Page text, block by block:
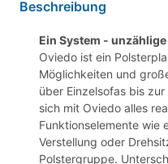
Beschreibung
Ein System -
Oviedo ist ein
Möglichkeiten und
über Einzelsofas bis
sich mit Oviedo alles
Funktionselemente wie
Verstellung oder
Polstergruppe.